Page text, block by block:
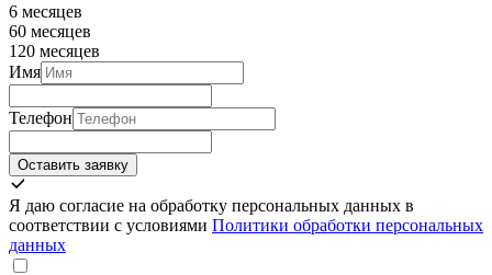
6 месяцев
60 месяцев
120 месяцев
Имя
Телефон
Оставить заявку
Я даю согласие на обработку персональных данных в
соответствии с условиями Политики обработки персональных
данных